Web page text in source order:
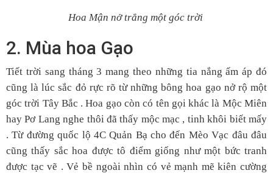
Hoa Mận nở trắng một góc trời
2. Mùa hoa Gạo
Tiết trời sang tháng 3 mang theo những tia nắng ấm áp đó
cũng là lúc sắc đỏ rực rõ từ những bông hoa gạo nở rộ một
góc trời Tây Bắc . Hoa gạo còn có tên gọi khác là Mộc Miên
hay Pơ Lang nghe thôi đã thấy mộc mạc , tinh khôi biết mấy
. Từ đường quốc lộ 4C Quản Bạ cho đến Mèo Vạc đâu đâu
cũng thấy sắc hoa được tô điểm giống như một bức tranh
được tạc vẽ . Vẻ bề ngoài nhìn có vẻ mạnh mẽ kiên cường